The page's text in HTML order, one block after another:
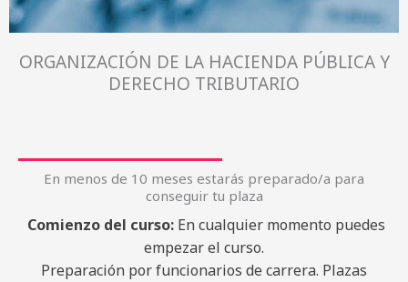
ORGANIZACIÓN DE LA HACIENDA PÚBLICA Y
DERECHO TRIBUTARIO
En menos de 10 meses estarás preparado/a para
conseguir tu plaza
Comienzo del curso:En cualquier momento puedes
empezar el curso.
Preparación por funcionarios de carrera. Plazas